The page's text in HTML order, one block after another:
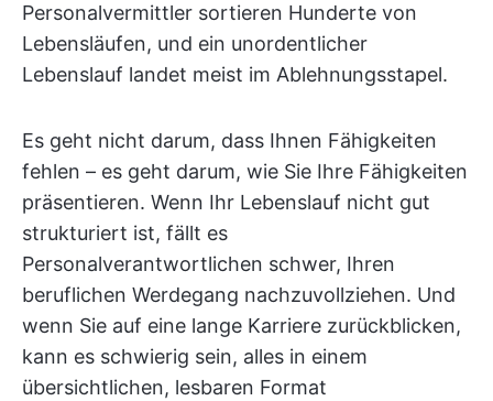
Personalvermittler sortieren Hunderte von
Lebensläufen, und ein unordentlicher
Lebenslauf landet meist im Ablehnungsstapel.
Es geht nicht darum, dass Ihnen Fähigkeiten
fehlen – es geht darum, wie Sie Ihre Fähigkeiten
präsentieren. Wenn Ihr Lebenslauf nicht gut
strukturiert ist, fällt es
Personalverantwortlichen schwer, Ihren
beruflichen Werdegang nachzuvollziehen. Und
wenn Sie auf eine lange Karriere zurückblicken,
kann es schwierig sein, alles in einem
übersichtlichen, lesbaren Format